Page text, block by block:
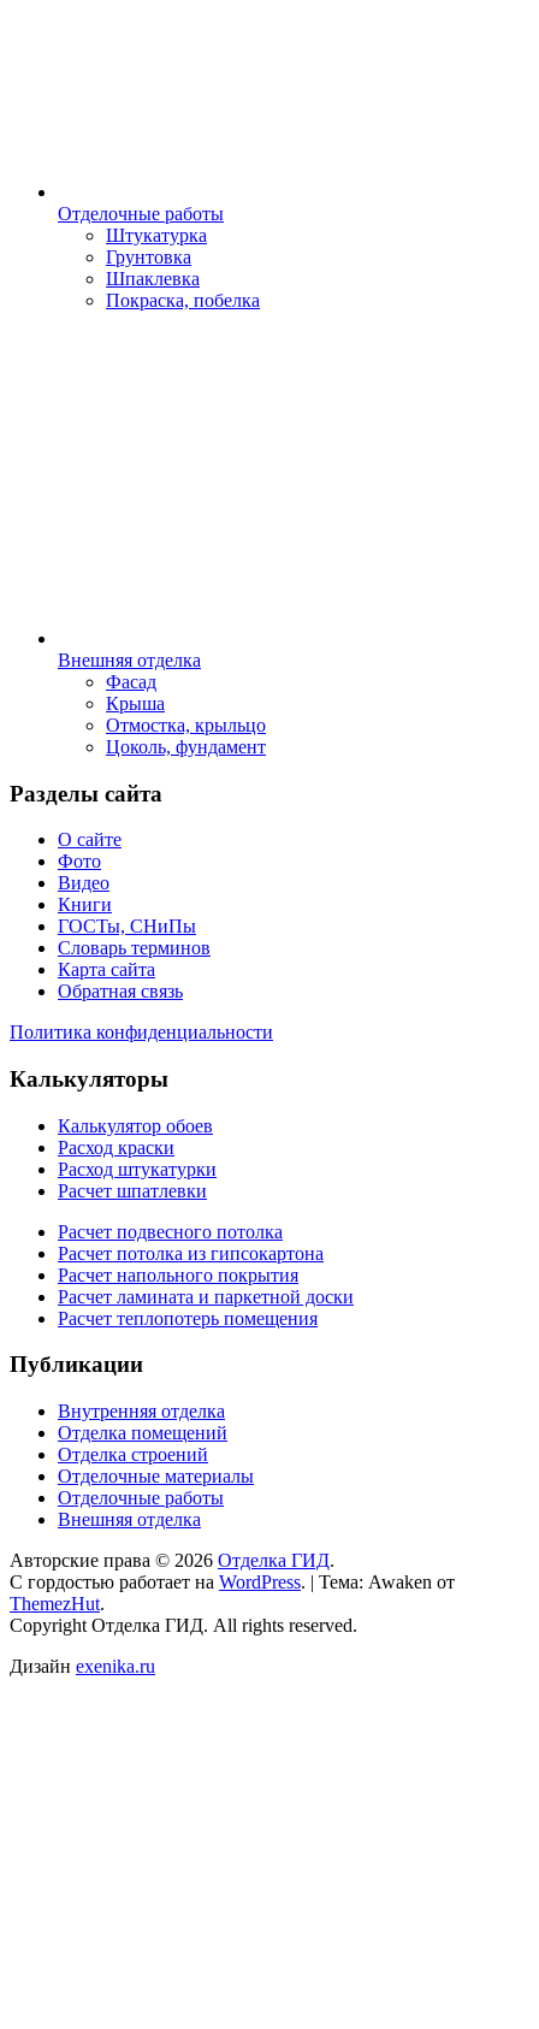
Отделочные работы
Штукатурка
Грунтовка
Шпаклевка
Покраска, побелка
Внешняя отделка
Фасад
Крыша
Отмостка, крыльцо
Цоколь, фундамент
Разделы сайта
О сайте
Фото
Видео
Книги
ГОСТы, СНиПы
Словарь терминов
Карта сайта
Обратная связь
Политика конфиденциальности
Калькуляторы
Калькулятор обоев
Расход краски
Расход штукатурки
Расчет шпатлевки
Расчет подвесного потолка
Расчет потолка из гипсокартона
Расчет напольного покрытия
Расчет ламината и паркетной доски
Расчет теплопотерь помещения
Публикации
Внутренняя отделка
Отделка помещений
Отделка строений
Отделочные материалы
Отделочные работы
Внешняя отделка
Авторские права © 2026 Отделка ГИД.
С гордостью работает на WordPress. | Тема: Awaken от
ThemezHut.
Copyright Отделка ГИД. All rights reserved.
Дизайн exenika.ru